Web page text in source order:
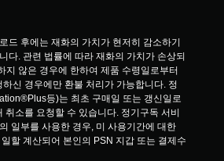
드 후에는 재화의 가치가 현저히 감소하기
다. 관련 법률에 따라 재화의 가치가 손상되
지 않은 경우에 한하여 제품 수령일로부터
신 경우에만 환불 처리가 가능합니다. 정
등)는 최초 구매일 또는 갱신일로
취소를 요청할 수 있습니다. 정기구독 서비
일부를 사용한 경우, 미 사용기간에 대한
할 계산되어 본인의 PSN 지갑 또는 결제수